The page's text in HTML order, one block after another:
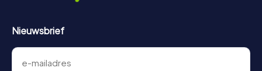
Nieuwsbrief